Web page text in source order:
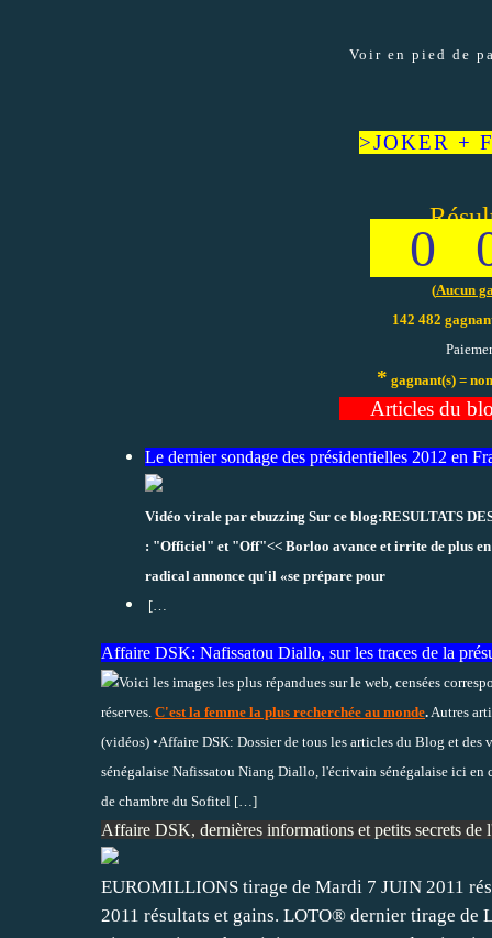
Voir en pied de
>JOKER +
0
(Aucun
142 482
* gagnant(s) =
Articles du
Le dernier sondage des présidentielles 2012 en
Vidéo virale par ebuzzing Sur ce blog:RESULTATS
: "Officiel" et "Off"<< Borloo avance et irrite de plus en
radical annonce qu'il «se prépare pour
[…
Affaire DSK: Nafissatou Diallo, sur les traces de la
Voici les images les plus répandues sur le web, censées
réserves. C'est la femme la plus recherchée au monde. Autres
(vidéos) •Affaire DSK: Dossier de tous les articles du Blog et
sénégalaise Nafissatou Niang Diallo, l'écrivain sénégalaise ici
de chambre du Sofitel […]
Affaire DSK, dernières informations et petits secrets de
EUROMILLIONS tirage de Mardi 7 JUIN 2011
2011 résultats et gains. LOTO® dernier tirage de